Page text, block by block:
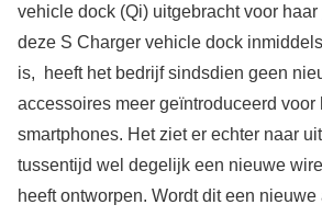
vehicle dock (Qi) uitgebracht voor haar
deze S Charger vehicle dock
is, heeft het bedrijf sindsdien geen
accessoires meer geïntroduceerd voor
smartphones. Het ziet er echter naar
tussentijd wel degelijk een nieuwe
heeft ontworpen. Wordt dit een